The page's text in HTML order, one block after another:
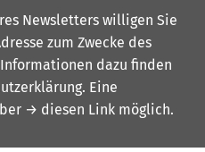
Newsletters willigen Sie
zum Zwecke des
dazu finden
. Eine
→ diesen Link möglich.